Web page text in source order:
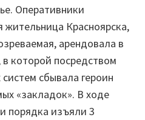
Оперативники
жительница Красноярска,
арендовала в
в которой посредством
сбывала героин
«закладок». В ходе
порядка изъяли 3